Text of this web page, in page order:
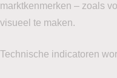
marktkenmerken – zoals
visueel te maken.
Technische indicatoren